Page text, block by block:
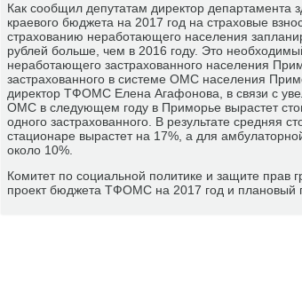
Как сообщил депутатам директор департамента
краевого бюджета на 2017 год на страховые
страхованию неработающего населения
рублей больше, чем в 2016 году. Это
неработающего застрахованного населения
застрахованного в системе ОМС населения
директор ТФОМС Елена Агафонова, в связи с
ОМС в следующем году в Приморье вырастет
одного застрахованного. В результате средняя
стационаре вырастет на 17%, а для
около 10%.
Комитет по социальной политике и защите прав
проект бюджета ТФОМС на 2017 год и плановый